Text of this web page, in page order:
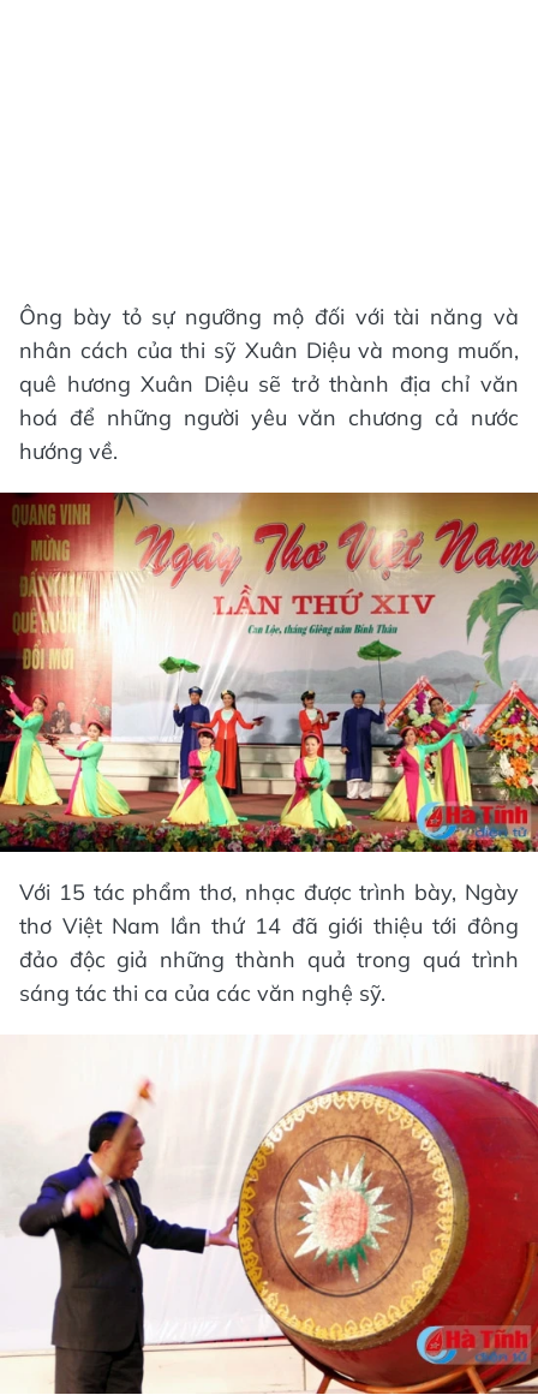
Ông bày tỏ sự ngưỡng mộ đối với tài năng và
nhân cách của thi sỹ Xuân Diệu và mong muốn,
quê hương Xuân Diệu sẽ trở thành địa chỉ văn
hoá để những người yêu văn chương cả nước
hướng về.
Với 15 tác phẩm thơ, nhạc được trình bày, Ngày
thơ Việt Nam lần thứ 14 đã giới thiệu tới đông
đảo độc giả những thành quả trong quá trình
sáng tác thi ca của các văn nghệ sỹ.